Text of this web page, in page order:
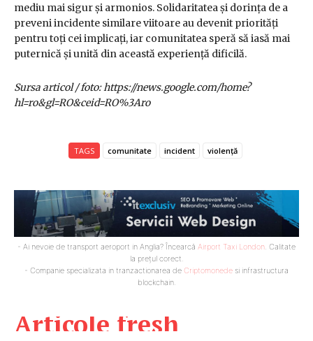
Articole fresh
mediu mai sigur și armonios. Solidaritatea și dorința de a
preveni incidente similare viitoare au devenit priorități
pentru toți cei implicați, iar comunitatea speră să iasă mai
puternică și unită din această experiență dificilă.
Sursa articol / foto: https://news.google.com/home?
hl=ro&gl=RO&ceid=RO%3Aro
TAGS comunitate incident violență
- Ai nevoie de transport aeroport in Anglia? Încearcă Airport Taxi London. Calitate
la prețul corect.
- Companie specializata in tranzactionarea de Criptomonede si infrastructura
blockchain.